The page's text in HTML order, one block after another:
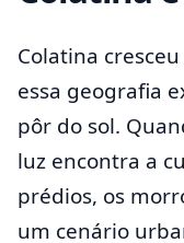
Colatina
essa geografia
pôr do sol.
luz encontra a
prédios, os
um cenário